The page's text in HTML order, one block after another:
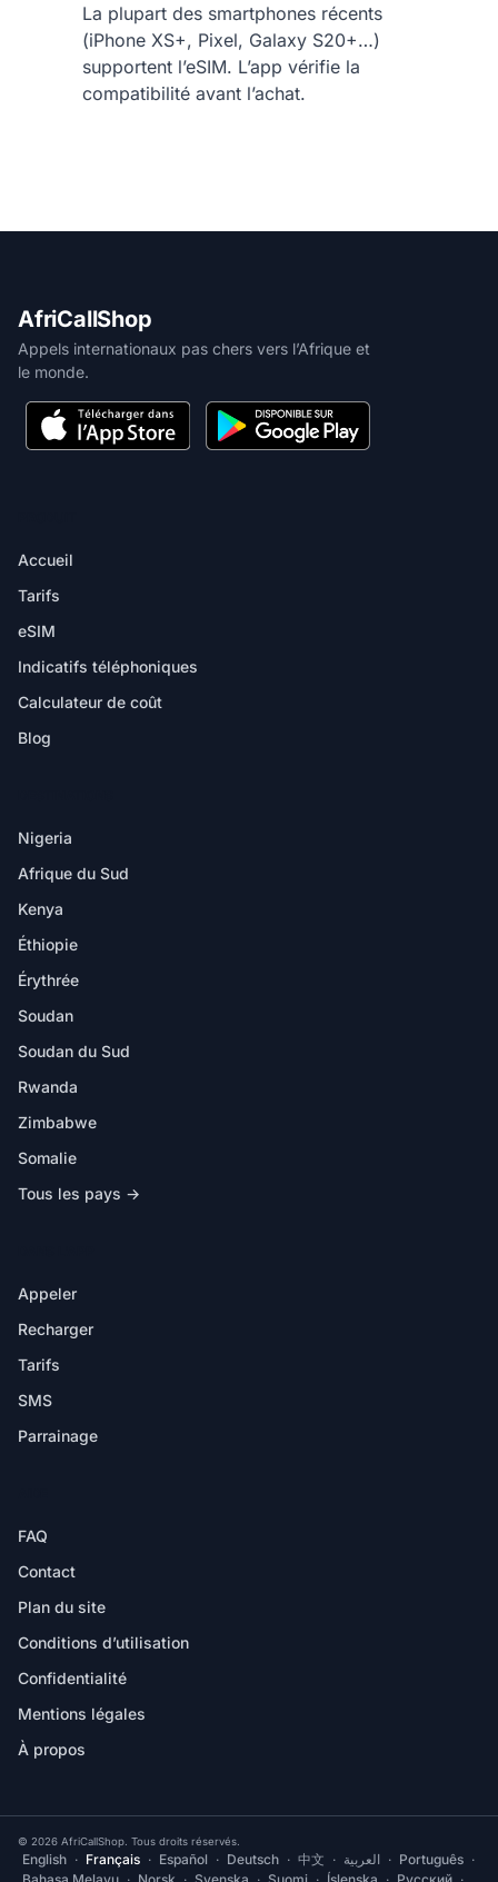
La plupart des smartphones récents
(iPhone XS+, Pixel, Galaxy S20+…)
supportent l’eSIM. L’app vérifie la
compatibilité avant l’achat.
AfriCallShop
Appels internationaux pas chers vers l’Afrique et
le monde.
Accueil
Tarifs
eSIM
Indicatifs téléphoniques
Calculateur de coût
Blog
Nigeria
Afrique du Sud
Kenya
Éthiopie
Érythrée
Soudan
Soudan du Sud
Rwanda
Zimbabwe
Somalie
Tous les pays →
Appeler
Recharger
Tarifs
SMS
Parrainage
FAQ
Contact
Plan du site
Conditions d’utilisation
Confidentialité
Mentions légales
À propos
© 2026 AfriCallShop. Tous droits réservés.
English · Français · Español · Deutsch · 中文 · العربية · Português ·